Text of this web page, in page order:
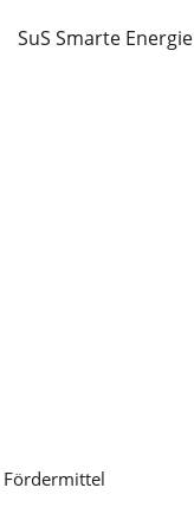
SuS Smarte Energie
Fördermittel